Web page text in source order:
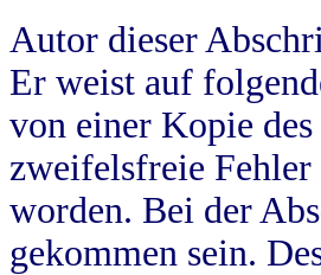
Autor dieser
Er weist auf
von einer Kopie
zweifelsfreie
worden. Bei der
gekommen sein.